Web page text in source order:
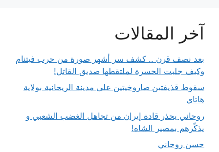
آخر المقالات
بعد نصف قرن .. كشف سر أشهر صورة من حرب فيتنام
وكيف جلبت الحسرة لملتقطها صديق القاتل!
سقوط قذيفتين صاروخيتين على مدينة الريحانية بولاية
هاتاي
روحاني يحذر قادة إيران من تجاهل الغضب الشعبي و
يذكّرهم بمصير الشاه!
حسن روحاني